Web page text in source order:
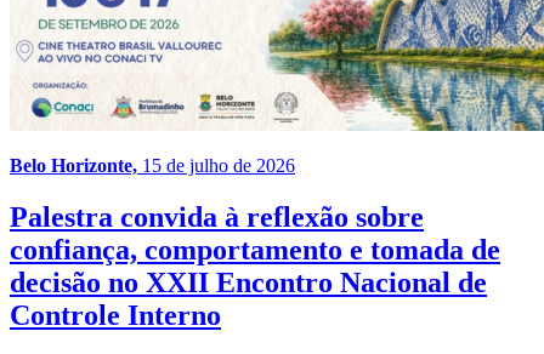
Belo Horizonte, 15 de julho de 2026
Palestra convida à reflexão sobre
confiança, comportamento e tomada de
decisão no XXII Encontro Nacional de
Controle Interno